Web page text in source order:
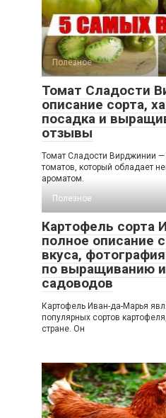
Полезное
Томат Сладости
описание сорта,
посадка и
отзывы
Томат Сладости Вирджинии —
томатов, который обладает
ароматом.
Полезное
Картофель сорта
полное описание
вкуса,
по выращиванию
садоводов
Картофель Иван-да-Марья
популярных сортов
стране. Он